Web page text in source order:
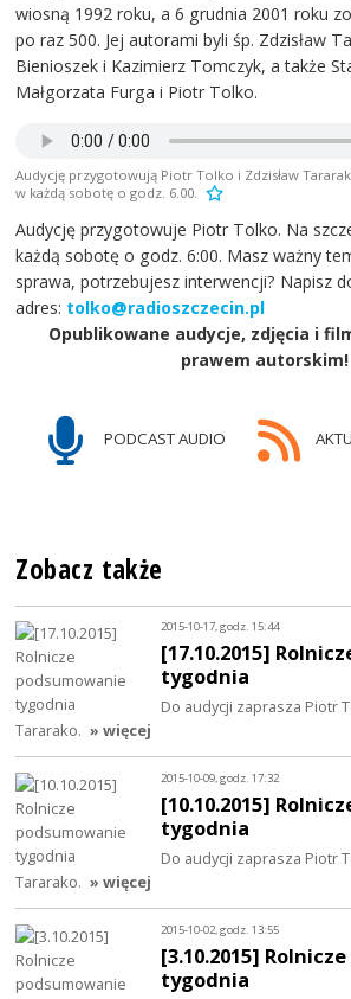
wiosną 1992 roku, a 6 grudnia 2001 roku
po raz 500. Jej autorami byli śp. Zdzisław
Bienioszek i Kazimierz Tomczyk, a także
Małgorzata Furga i Piotr Tolko.
Audycję przygotowują Piotr Tolko i Zdzisław
w każdą sobotę o godz. 6.00.
Audycję przygotowuje Piotr Tolko. Na
każdą sobotę o godz. 6:00. Masz ważny
sprawa, potrzebujesz interwencji? Napisz
adres: tolko@radioszczecin.pl
Opublikowane audycje, zdjęcia i
prawem autorskim!
PODCAST AUDIO
Zobacz także
2015-10-17, godz. 15:44
[17.10.2015]
tygodnia
Do audycji zaprasza Piotr
Tararako. » więcej
2015-10-09, godz. 17:32
[10.10.2015]
tygodnia
Do audycji zaprasza Piotr
Tararako. » więcej
2015-10-02, godz. 13:55
[3.10.2015]
tygodnia